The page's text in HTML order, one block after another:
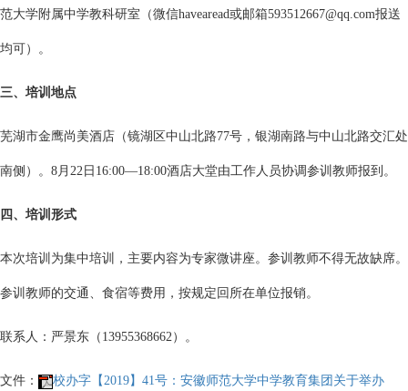
范大学附属中学教科研室（微信havearead或邮箱593512667@qq.com报送
均可）。
三、培训地点
芜湖市金鹰尚美酒店（镜湖区中山北路77号，银湖南路与中山北路交汇处
南侧）。8月22日16:00—18:00酒店大堂由工作人员协调参训教师报到。
四、培训形式
本次培训为集中培训，主要内容为专家微讲座。参训教师不得无故缺席。
参训教师的交通、食宿等费用，按规定回所在单位报销。
联系人：严景东（13955368662）。
文件： 校办字【2019】41号：安徽师范大学中学教育集团关于举办